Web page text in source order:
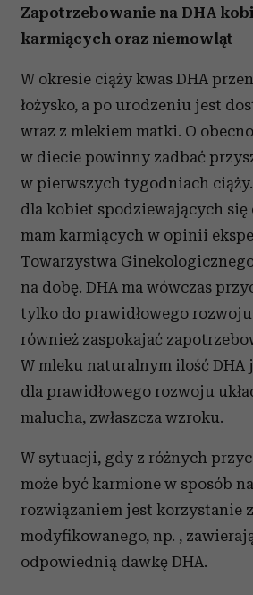
Zapotrzebowanie na DHA
karmiących oraz niemowląt
W okresie ciąży kwas DHA
łożysko, a po urodzeniu jest
wraz z mlekiem matki. O
w diecie powinny zadbać
w pierwszych tygodniach
dla kobiet spodziewających się
mam karmiących w opinii
Towarzystwa
na dobę. DHA ma wówczas
tylko do prawidłowego
również zaspokajać
W mleku naturalnym ilość DHA
dla prawidłowego rozwoju
malucha, zwłaszcza wzroku.
W sytuacji, gdy z różnych
może być karmione w sposób
rozwiązaniem jest korzystanie
modyfikowanego, np. ,
odpowiednią dawkę DHA.